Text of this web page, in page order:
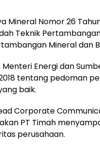
Mineral Nomor 26
Teknik
Mineral dan
Energi dan
tentang pedoman
baik.
Corporate
PT Timah
perusahaan.